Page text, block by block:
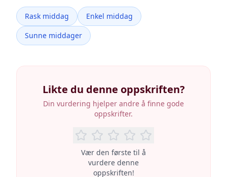
Rask middag
Enkel middag
Sunne middager
Likte du denne oppskriften?
Din vurdering hjelper andre å finne gode
oppskrifter.
Vær den første til å
vurdere denne
oppskriften!